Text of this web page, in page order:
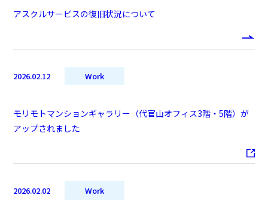
アスクルサービスの復旧状況について
2026.02.12 Work
モリモトマンションギャラリー（代官山オフィス3階・5階）が
アップされました
2026.02.02 Work